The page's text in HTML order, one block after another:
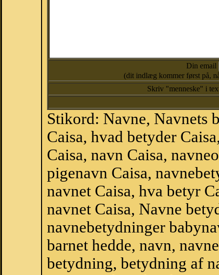
Din email
(dit indlæg kommer først på,
Skriv "menneske" i
Stikord: Navne, Navnets
Caisa, hvad betyder
Caisa, navn Caisa,
pigenavn Caisa,
navnet Caisa, hva betyr
navnet Caisa, Navne
navnebetydninger
barnet hedde, navn,
betydning, betydning af